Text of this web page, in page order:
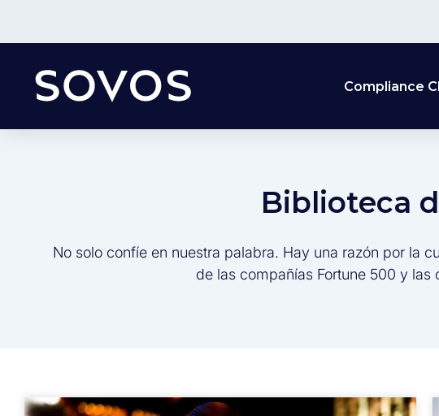
Compliance
Biblioteca
No solo confíe en nuestra palabra. Hay una razón por la
de las compañías Fortune 500 y